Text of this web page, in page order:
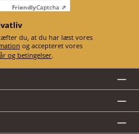
FriendlyCaptcha ⇗
Ved at vælge Fortsæt bekræfter du, at du har læst vores
og accepteret vores
og betingelser.